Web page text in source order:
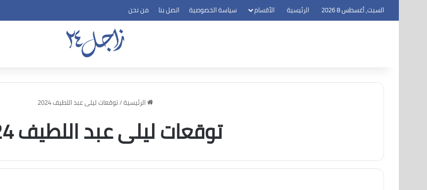
السبت, أغسطس 8 2026 الرئيسية الأقسام سياسة الخصوصية اتصل بنا من نحن
الرئيسية/توقعات ليلى عبد اللطيف 2024
توقعات ليلى عبد اللطيف 2024